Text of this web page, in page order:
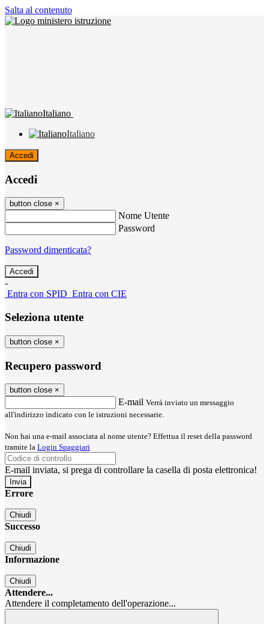
Salta al contenuto
Italiano
Italiano
Accedi
Accedi
button close ×
Nome Utente
Password
Password dimenticata?
-
Entra con SPID Entra con CIE
Seleziona utente
button close ×
Recupero password
button close ×
E-mail Verrà inviato un messaggio
all'indirizzo indicato con le istruzioni necessarie.
Non hai una e-mail associata al nome utente? Effettua il reset della password
tramite la Login Spaggiari
E-mail inviata, si prega di controllare la casella di posta elettronica!
Errore
Chiudi
Successo
Chiudi
Informazione
Chiudi
Attendere...
Attendere il completamento dell'operazione...